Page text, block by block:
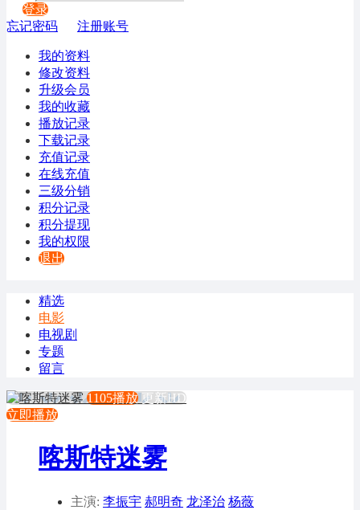
登录
忘记密码
注册账号
我的资料
修改资料
升级会员
我的收藏
播放记录
下载记录
充值记录
在线充值
三级分销
积分记录
积分提现
我的权限
退出
精选
电影
电视剧
专题
留言
1105播放 更新HD
立即播放
喀斯特迷雾
主演: 李振宇 郝明奇 龙泽治 杨薇